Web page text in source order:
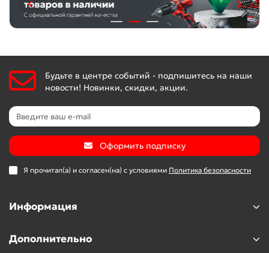
Будьте в центре событий - подпишитесь на наши
новости! Новинки, скидки, акции.
Оформить подписку
Я прочитал(а) и согласен(на) с условиями Политика безопасности
Информация
Дополнительно